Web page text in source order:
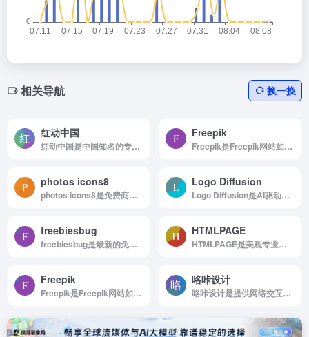
相关导航 换一换
红动中国
红动中国是中国知名的专业设计素材服务平台
Freepik
Freepik是Freepik网站如何使用 浏览...
photos icons8
photos icons8是免费商业用图的纯色背景图片
Logo Diffusion
Logo Diffusion是AI驱动的Logo和标志生成工具
freebiesbug
freebiesbug是最新的免费设计资源
HTMLPAGE
HTMLPAGE是美观专业的行业网页模板
Freepik
Freepik是Freepik网站如何使用 浏览...
咯咔设计
咯咔设计是提供网络交互、网...